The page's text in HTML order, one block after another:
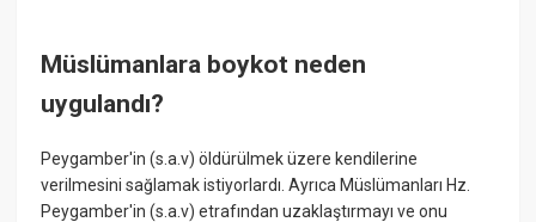
Müslümanlara boykot neden
uygulandı?
Peygamber'in (s.a.v) öldürülmek üzere kendilerine
verilmesini sağlamak istiyorlardı. Ayrıca Müslümanları Hz.
Peygamber'in (s.a.v) etrafından uzaklaştırmayı ve onu